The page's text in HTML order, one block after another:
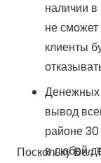
наличии в
не
клиенты
Денежных
вывод
районе
в любой
Поскольку Вел